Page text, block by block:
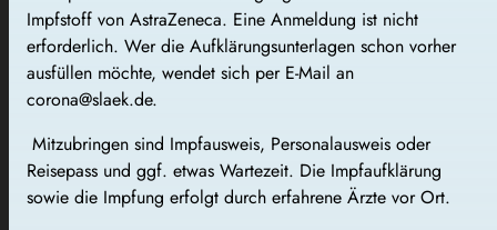
Impfstoff von AstraZeneca. Eine Anmeldung ist nicht
erforderlich. Wer die Aufklärungsunterlagen schon vorher
ausfüllen möchte, wendet sich per E-Mail an
corona@slaek.de.
Mitzubringen sind Impfausweis, Personalausweis oder
Reisepass und ggf. etwas Wartezeit. Die Impfaufklärung
sowie die Impfung erfolgt durch erfahrene Ärzte vor Ort.